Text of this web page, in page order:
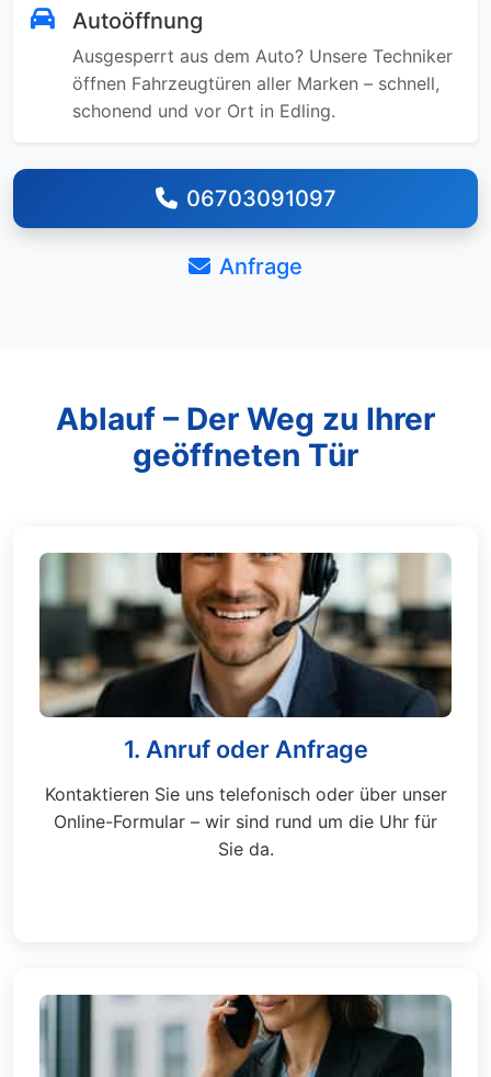
Autoöffnung
Ausgesperrt aus dem Auto? Unsere Techniker
öffnen Fahrzeugtüren aller Marken – schnell,
schonend und vor Ort in Edling.
06703091097
Anfrage
Ablauf – Der Weg zu Ihrer
geöffneten Tür
1. Anruf oder Anfrage
Kontaktieren Sie uns telefonisch oder über unser
Online-Formular – wir sind rund um die Uhr für
Sie da.